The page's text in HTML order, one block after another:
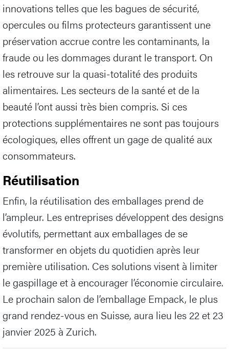
innovations telles que les bagues de sécurité,
opercules ou films protecteurs garantissent une
préservation accrue contre les contaminants, la
fraude ou les dommages durant le transport. On
les retrouve sur la quasi-totalité des produits
alimentaires. Les secteurs de la santé et de la
beauté l’ont aussi très bien compris. Si ces
protections supplémentaires ne sont pas toujours
écologiques, elles offrent un gage de qualité aux
consommateurs.
Réutilisation
Enfin, la réutilisation des emballages prend de
l’ampleur. Les entreprises développent des designs
évolutifs, permettant aux emballages de se
transformer en objets du quotidien après leur
première utilisation. Ces solutions visent à limiter
le gaspillage et à encourager l’économie circulaire.
Le prochain salon de l’emballage Empack, le plus
grand rendez-vous en Suisse, aura lieu les 22 et 23
janvier 2025 à Zurich.